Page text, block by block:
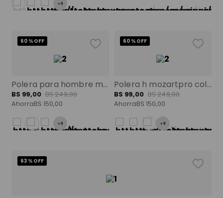
+9
Polera para hombre mozartpro color: azul talla: xl
60 % OFF
BS 99,00 BS249,00
AhorraBS 150,00
+9
Polera h mozartpro color: blanco talla:m
60 % OFF
BS 99,00 BS249,00
AhorraBS 150,00
+9
63 % OFF